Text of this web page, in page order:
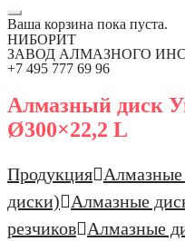
Ваша корзина пока пуста.
НИБОРИТ
ЗАВОД АЛМАЗНОГО
+7 495 777 69 96
Алмазный диск
Ø300×22,2 L
Продукция
Алмазные
диски)
Алмазные
резчиков
Алмазные